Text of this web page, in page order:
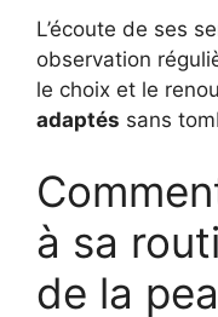
L’écoute de ses
observation
le choix et le
adaptés sans
à sa
de la